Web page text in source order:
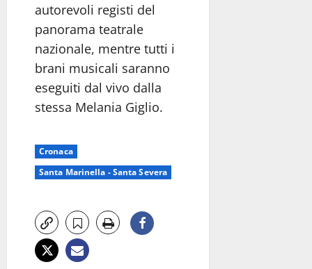
autorevoli registi del
panorama teatrale
nazionale, mentre tutti i
brani musicali saranno
eseguiti dal vivo dalla
stessa Melania Giglio.
Cronaca
Santa Marinella - Santa Severa